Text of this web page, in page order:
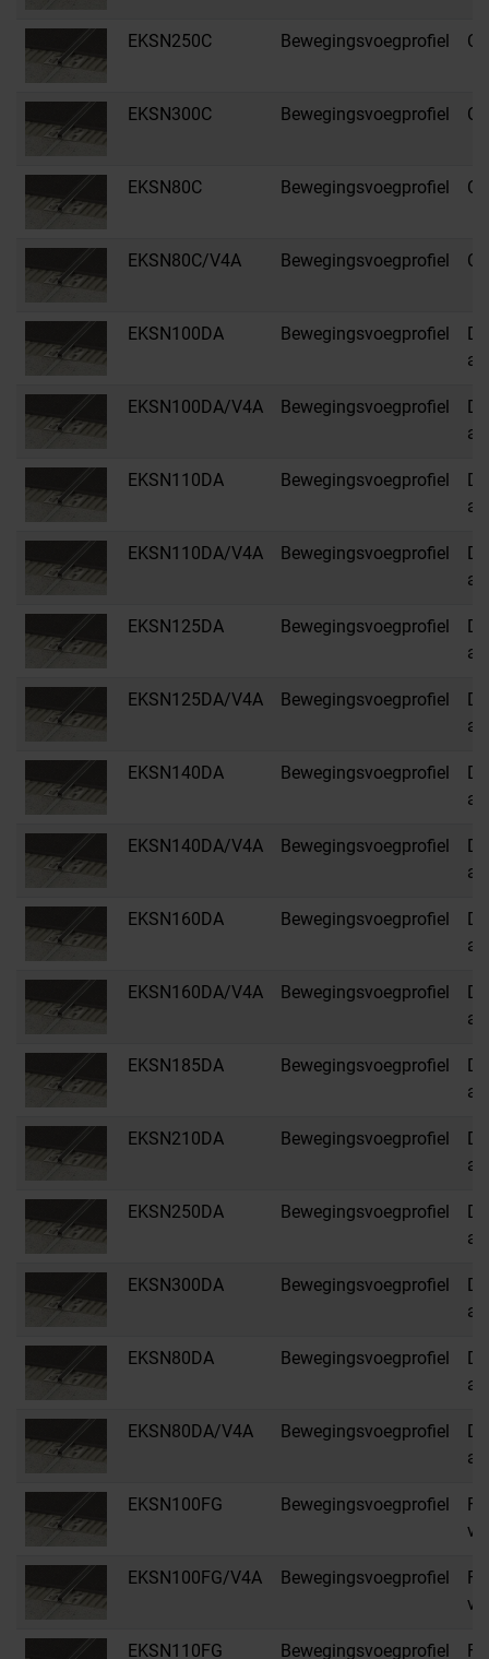
EKSN250C Bewegingsvoegprofiel C
EKSN300C Bewegingsvoegprofiel C
EKSN80C Bewegingsvoegprofiel C
EKSN80C/V4A Bewegingsvoegprofiel C
EKSN100DA Bewegingsvoegprofiel
EKSN100DA/V4A Bewegingsvoegprofiel
EKSN110DA Bewegingsvoegprofiel
EKSN110DA/V4A Bewegingsvoegprofiel
EKSN125DA Bewegingsvoegprofiel
EKSN125DA/V4A Bewegingsvoegprofiel
EKSN140DA Bewegingsvoegprofiel
EKSN140DA/V4A Bewegingsvoegprofiel
EKSN160DA Bewegingsvoegprofiel
EKSN160DA/V4A Bewegingsvoegprofiel
EKSN185DA Bewegingsvoegprofiel
EKSN210DA Bewegingsvoegprofiel
EKSN250DA Bewegingsvoegprofiel
EKSN300DA Bewegingsvoegprofiel
EKSN80DA Bewegingsvoegprofiel
EKSN80DA/V4A Bewegingsvoegprofiel
EKSN100FG Bewegingsvoegprofiel
EKSN100FG/V4A Bewegingsvoegprofiel
EKSN110FG Bewegingsvoegprofiel